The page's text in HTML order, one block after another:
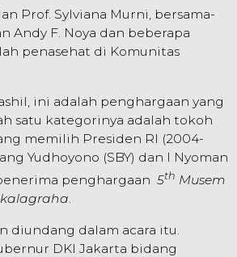
Prof. Sylviana Murni, bersama-
Andy F. Noya dan beberapa
penasehat di Komunitas
ini adalah penghargaan yang
satu kategorinya adalah tokoh
memilih Presiden RI (2004-
Yudhoyono (SBY) dan I Nyoman
penghargaan 5th Musem
.
diundang dalam acara itu.
DKI Jakarta bidang